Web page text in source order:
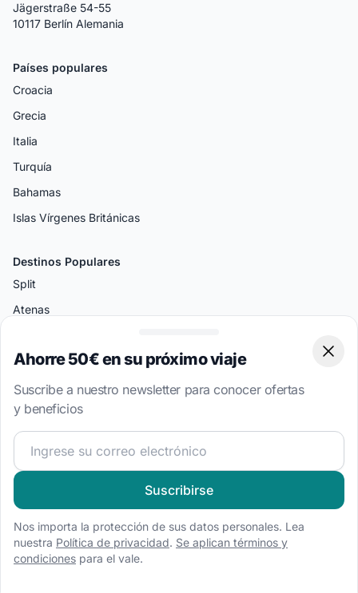
Jägerstraße 54-55
10117 Berlín Alemania
Países populares
Croacia
Grecia
Italia
Turquía
Bahamas
Islas Vírgenes Británicas
Destinos Populares
Split
Atenas
Palermo
Miami
Bodrum
Tipos de Barcos
Alquiler de barco a motor
Alquiler de velero
Alquiler de catamarán
Alquiler de goleta
Ahorre 50€ en su próximo viaje
Suscribe a nuestro newsletter para conocer ofertas
y beneficios
¡Únete a nuestra comunidad náutica y recibe contenido
Suscribirse
Nos importa la protección de sus datos personales. Lea
nuestra Política de privacidad. Se aplican términos y
condiciones para el vale.